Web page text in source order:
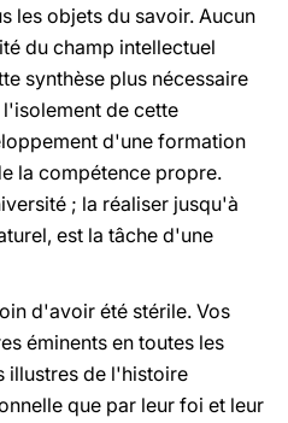
les objets du savoir. Aucun
du champ intellectuel
synthèse plus nécessaire
de cette
d'une formation
la compétence propre.
; la réaliser jusqu'à
est la tâche d'une
d'avoir été stérile. Vos
éminents en toutes les
illustres de l'histoire
que par leur foi et leur